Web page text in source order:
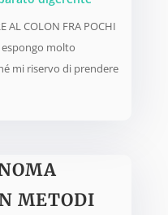
AL COLON FRA POCHI
espongo molto
mi riservo di prendere
METODI